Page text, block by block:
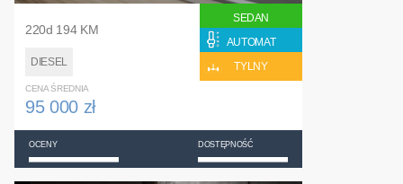
220d 194 KM
DIESEL
SEDAN
AUTOMAT
TYLNY
CENA ŚREDNIA
95 000 zł
OCENY DOSTĘPNOŚĆ